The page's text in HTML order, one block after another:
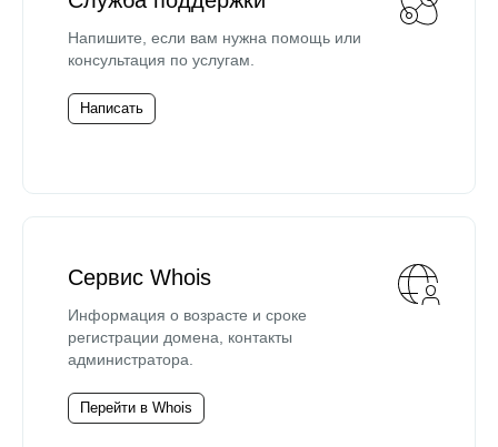
Напишите, если вам нужна помощь или
консультация по услугам.
Написать
Сервис Whois
Информация о возрасте и сроке
регистрации домена, контакты
администратора.
Перейти в Whois